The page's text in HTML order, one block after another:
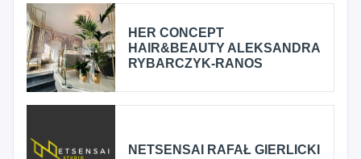
HER CONCEPT
HAIR&BEAUTY ALEKSANDRA
RYBARCZYK-RANOS
NETSENSAI RAFAŁ GIERLICKI